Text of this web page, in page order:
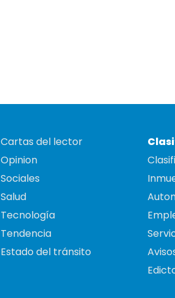
Cartas del lector
Opinion
Sociales
Salud
Tecnología
Tendencia
Estado del tránsito